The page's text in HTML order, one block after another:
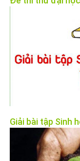
Giải bài tập Sinh